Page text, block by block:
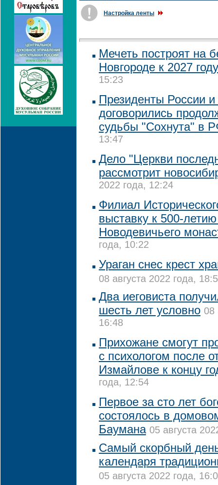
Настройка ленты
Мечеть построят на
Новгороде к 2027 году
15:23
Президенты России
договорились
судьбы "Сохнута" в
13:47
Дело "Церкви
рассмотрит
2022 года, 12:24
Филиал
выставку к 500-
Новодевичьего
года, 10:22
Ураган снес крест
08 августа 2022 года,
Два иеговиста
шесть лет условно 08
16:48
Прихожане смогут
с психологом после
Измайлове к концу
года, 12:54
Первое за сто лет
состоялось в
Баумана 05 августа
Самый скорбный
календаря
05 августа 2022 года,